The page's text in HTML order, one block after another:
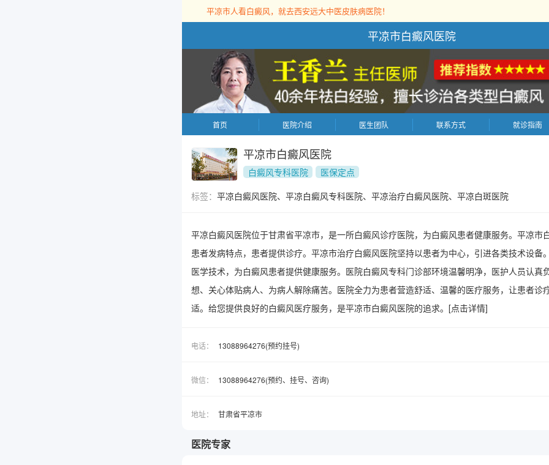
平凉市人看白癜风，就去西安远大中医皮肤病医院！
平凉市白癜风医院
首页 医院介绍 医生团队 联系方式 就诊指南
平凉市白癜风医院
白癜风专科医院
医保定点
标签： 平凉白癜风医院、平凉白癜风专科医院、平凉治疗白癜风医院、平凉白斑医院
平凉白癜风医院位于甘肃省平凉市，是一所白癜风诊疗医院，为白癜风患者健康服务。平凉市
患者发病特点，患者提供诊疗。平凉市治疗白癜风医院坚持以患者为中心，引进各类技术设备
医学技术，为白癜风患者提供健康服务。医院白癜风专科门诊部环境温馨明净，医护人员认真
想、关心体贴病人、为病人解除痛苦。医院全力为患者营造舒适、温馨的医疗服务，让患者诊
适。给您提供良好的白癜风医疗服务，是平凉市白癜风医院的追求。 [点击详情]
电话： 13088964276(预约挂号)
微信： 13088964276(预约、挂号、咨询)
地址： 甘肃省平凉市
医院专家